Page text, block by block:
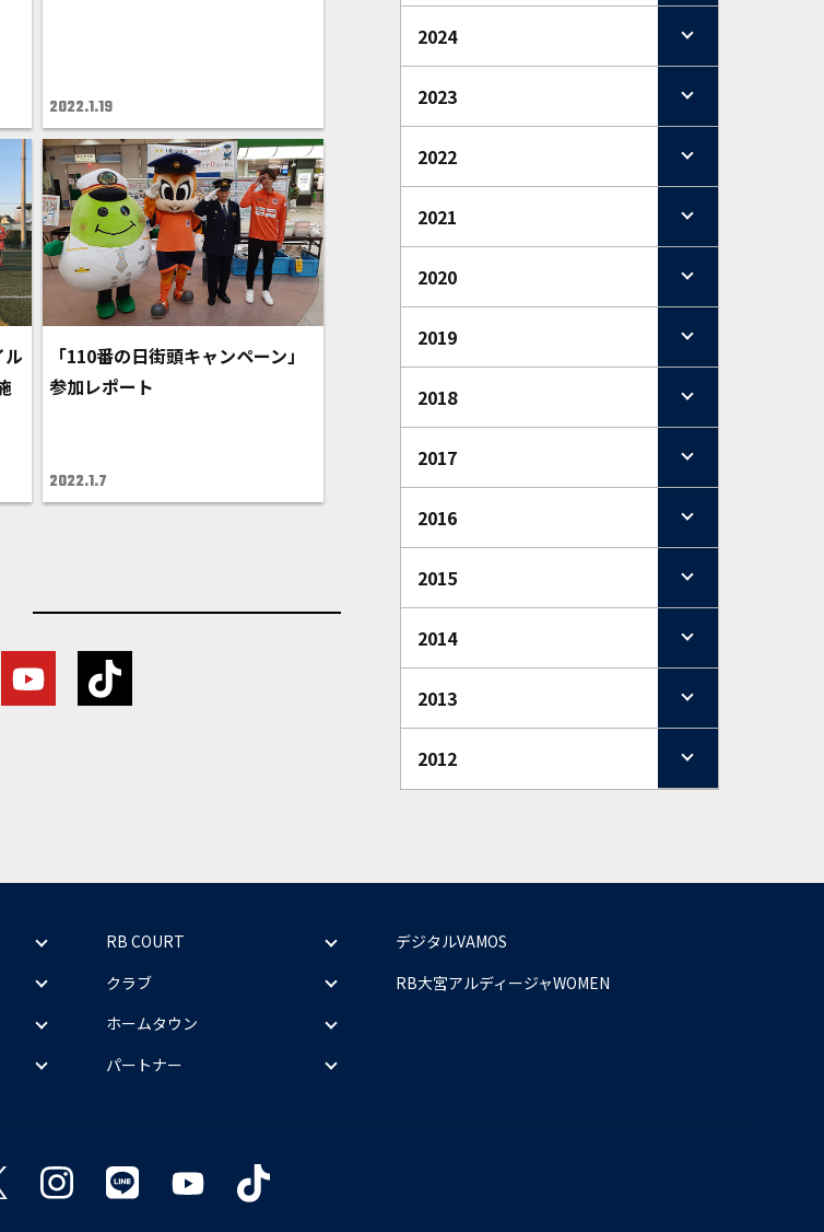
2022.1.19
ル
「110番の日街頭キャンペーン」
参加レポート
2022.1.7
2024
2023
2022
2021
2020
2019
2018
2017
2016
2015
2014
2013
2012
RB COURT
クラブ
ホームタウン
パートナー
デジタルVAMOS
RB大宮アルディージャWOMEN